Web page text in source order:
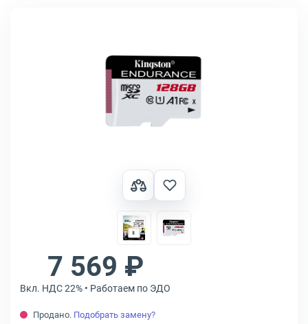
7 569 ₽
Вкл. НДС 22% • Работаем по ЭДО
Продано. Подобрать замену?